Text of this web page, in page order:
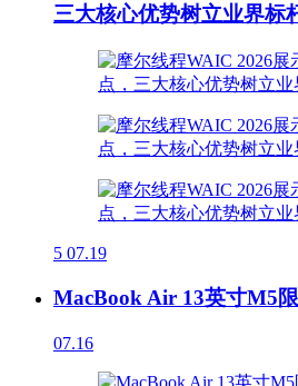
三大核心优势树立业界标
5 07.19
MacBook Air 13英寸M5
07.16